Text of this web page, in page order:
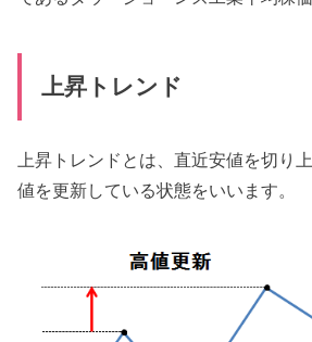
上昇トレンド
上昇トレンドとは、直近安値を切り
値を更新している状態をいいます。